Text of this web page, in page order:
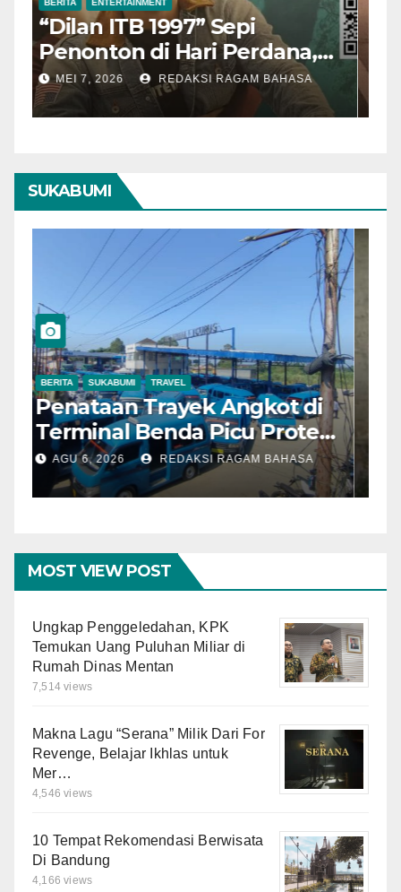
BERITA ENTERTAINMENT
“Dilan ITB 1997” Sepi
Penonton di Hari Perdana,
Pengamat Nilai Cerita
Kurang Kuat
MEI 7, 2026 REDAKSI RAGAM BAHASA
SUKABUMI
BERITA SUKABUMI TRAVEL
Penataan Trayek Angkot di
Terminal Benda Picu Protes
Sopir, Dishub: Belum Ada
Keputusan Final
AGU 6, 2026 REDAKSI RAGAM BAHASA
MOST VIEW POST
Ungkap Penggeledahan, KPK
Temukan Uang Puluhan Miliar di
Rumah Dinas Mentan
7,514 views
Makna Lagu “Serana” Milik Dari For
Revenge, Belajar Ikhlas untuk
Mer…
4,546 views
10 Tempat Rekomendasi Berwisata
Di Bandung
4,166 views